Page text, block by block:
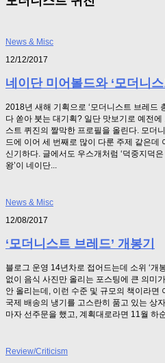
News & Misc
12/12/2017
네이단 미어볼드와 ‘모더니스
2018년 새해 기획으로 ‘모더니스트 브레드
다 쏟아 붓는 대기획? 일단 맛보기로 예전
스트 퀴진의 짤막한 프로필을 올린다. 모더
드에 이어 세 번째로 많이 다룬 주제 같은데
신기하다. 글에서도 우스개처럼 ‘덕중지덕
왕’이 네이단...
News & Misc
12/08/2017
‘모더니스트 브레드’ 개봉기
블로그 운영 14년차로 접어드는데 소위 ‘개
없이 음식 사진만 올리는 포스팅에 큰 의미
안 올리는데, 이런 수준 및 규모의 책이라면
국제 배송의 냉기를 고스란히 품고 있는 상
마자 선주문을 했고, 계획대로라면 11월 하
Review/Criticism